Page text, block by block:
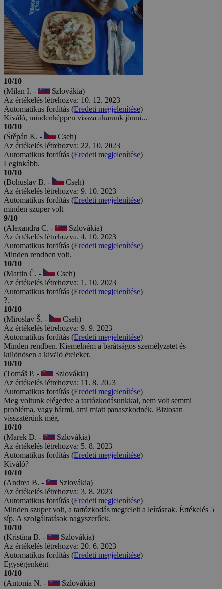
10/10
(Milan I. -
Szlovákia)
Az értékelés létrehozva: 10. 12. 2023
Automatikus fordítás (Eredeti megjelenítése)
Kiváló, mindenképpen vissza akarunk jönni...
10/10
(Štěpán K. -
Cseh)
Az értékelés létrehozva: 22. 10. 2023
Automatikus fordítás (Eredeti megjelenítése)
Leginkább.
10/10
(Bohuslav B. -
Cseh)
Az értékelés létrehozva: 9. 10. 2023
Automatikus fordítás (Eredeti megjelenítése)
minden szuper volt
9/10
(Alexandra C. -
Szlovákia)
Az értékelés létrehozva: 4. 10. 2023
Automatikus fordítás (Eredeti megjelenítése)
Minden rendben volt.
10/10
(Martin Č. -
Cseh)
Az értékelés létrehozva: 1. 10. 2023
Automatikus fordítás (Eredeti megjelenítése)
?.
10/10
(Miroslav Š. -
Cseh)
Az értékelés létrehozva: 9. 9. 2023
Automatikus fordítás (Eredeti megjelenítése)
Minden rendben. Kiemelném a barátságos személyzetet és
különösen a kiváló ételeket.
10/10
(Tomáš P. -
Szlovákia)
Az értékelés létrehozva: 11. 8. 2023
Automatikus fordítás (Eredeti megjelenítése)
Meg voltunk elégedve a tartózkodásunkkal, nem volt semmi
probléma, vagy bármi, ami miatt panaszkodnék. Biztosan
visszatérünk még.
10/10
(Marek D. -
Szlovákia)
Az értékelés létrehozva: 5. 8. 2023
Automatikus fordítás (Eredeti megjelenítése)
Kiváló?
10/10
(Andrea B. -
Szlovákia)
Az értékelés létrehozva: 3. 8. 2023
Automatikus fordítás (Eredeti megjelenítése)
Minden szuper volt, a tartózkodás megfelelt a leírásnak. Értékelés 5
síp. A szolgáltatások nagyszerűek.
10/10
(Kristína B. -
Szlovákia)
Az értékelés létrehozva: 20. 6. 2023
Automatikus fordítás (Eredeti megjelenítése)
Egységenként
10/10
(Antonia N. -
Szlovákia)